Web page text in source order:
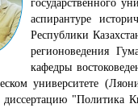
государственного
аспирантуре
Республики
регионоведения
кафедры
университете
диссертацию "Политика